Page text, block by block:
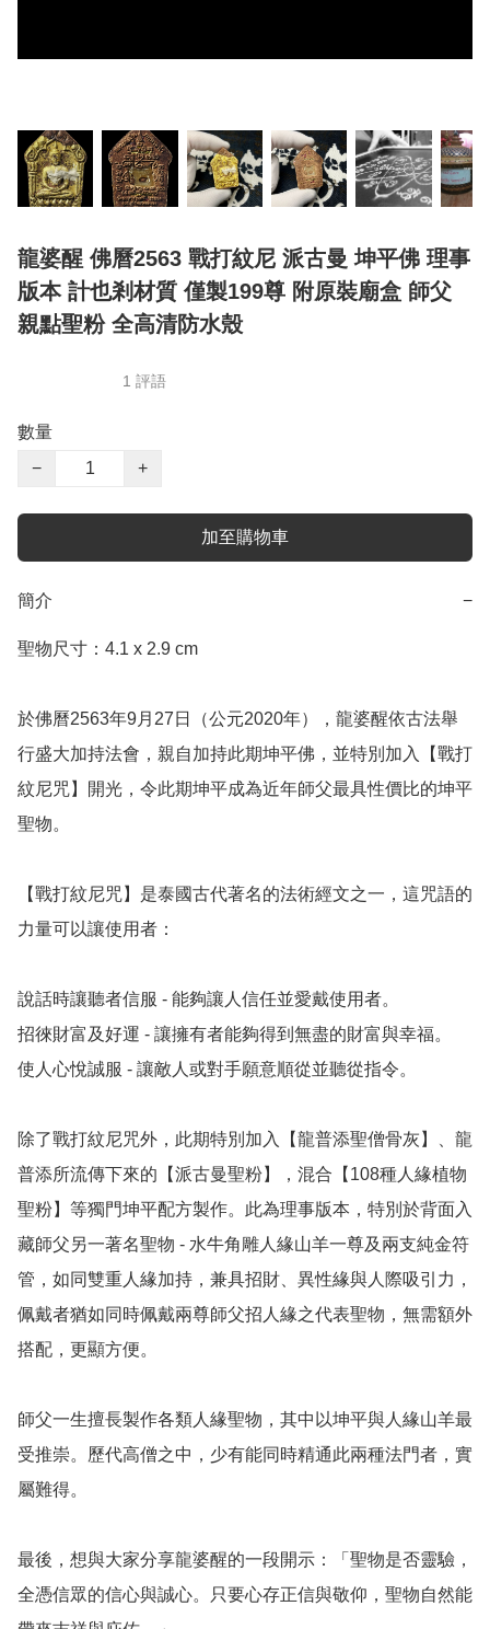
龍婆醒 佛曆2563 戰打紋尼 派古曼 坤平佛 理事
版本 計也剎材質 僅製199尊 附原裝廟盒 師父
親點聖粉 全高清防水殼
1 評語
數量
−
+
加至購物車
簡介 −
聖物尺寸：4.1 x 2.9 cm
於佛曆2563年9月27日（公元2020年），龍婆醒依古法舉
行盛大加持法會，親自加持此期坤平佛，並特別加入【戰打
紋尼咒】開光，令此期坤平成為近年師父最具性價比的坤平
聖物。
【戰打紋尼咒】是泰國古代著名的法術經文之一，這咒語的
力量可以讓使用者：
說話時讓聽者信服 - 能夠讓人信任並愛戴使用者。
招徠財富及好運 - 讓擁有者能夠得到無盡的財富與幸福。
使人心悅誠服 - 讓敵人或對手願意順從並聽從指令。
除了戰打紋尼咒外，此期特別加入【龍普添聖僧骨灰】、龍
普添所流傳下來的【派古曼聖粉】，混合【108種人緣植物
聖粉】等獨門坤平配方製作。此為理事版本，特別於背面入
藏師父另一著名聖物 - 水牛角雕人緣山羊一尊及兩支純金符
管，如同雙重人緣加持，兼具招財、異性緣與人際吸引力，
佩戴者猶如同時佩戴兩尊師父招人緣之代表聖物，無需額外
搭配，更顯方便。
師父一生擅長製作各類人緣聖物，其中以坤平與人緣山羊最
受推崇。歷代高僧之中，少有能同時精通此兩種法門者，實
屬難得。
最後，想與大家分享龍婆醒的一段開示：「聖物是否靈驗，
全憑信眾的信心與誠心。只要心存正信與敬仰，聖物自然能